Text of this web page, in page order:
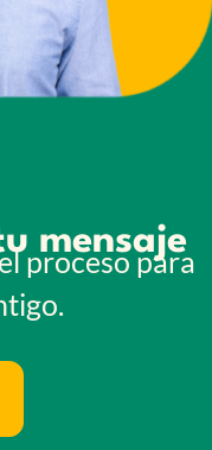
mensaje
proceso para